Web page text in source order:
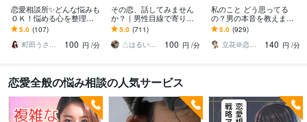
恋愛相談所✨どんな悩みも
ＯＫ！悩める心を整理し
ます 女性専用✨恋愛/片想
い/不倫/復縁/マチアプ徹底
攻略‼️
5.0 (107)
町田うさぎ✨閃光の幸せ届け人♡怪談師⛩️
100 円 /分
その恋、話してみません
か？｜男性目線で寄り添
います 女性限定！恋愛経
験が豊富な30代男性が、
本音を受け止めます✨
5.0 (711)
△はるいち△
100 円 /分
私のこと どう思ってる
の？男の本音を教えます
男心徹底解説。忖度なし
の見解と今すべき【次の
一手】を届けます
5.0 (929)
立花＠恋愛心理カウンセラー
140 円 /分
恋愛全般の悩み相談の人気サービス